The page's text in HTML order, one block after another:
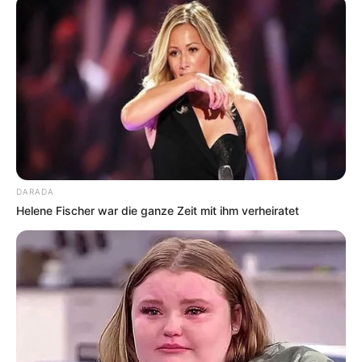
DARADA
Helene Fischer war die ganze Zeit mit ihm verheiratet